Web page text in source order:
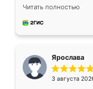
короткие сроки
для замера
предложил по
Читать полностью
Ярослава
3 августа